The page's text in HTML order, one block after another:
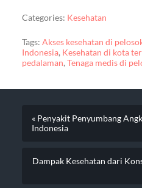
Categories: Kesehatan
Tags: Akses kesehatan di
Indonesia, Kesehatan di kota
pedalaman, Tenaga medis di
« Penyakit Penyumbang
Indonesia
Dampak Kesehatan dari